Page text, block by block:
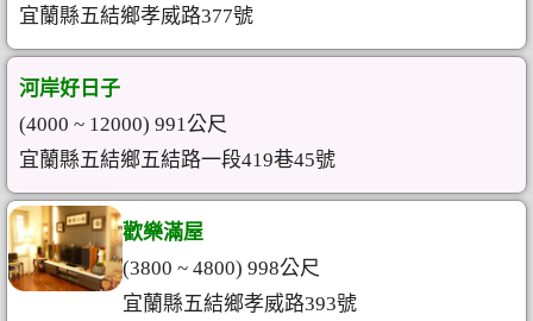
宜蘭縣五結鄉孝威路377號
河岸好日子
(4000 ~ 12000) 991公尺
宜蘭縣五結鄉五結路一段419巷45號
歡樂滿屋
(3800 ~ 4800) 998公尺
宜蘭縣五結鄉孝威路393號